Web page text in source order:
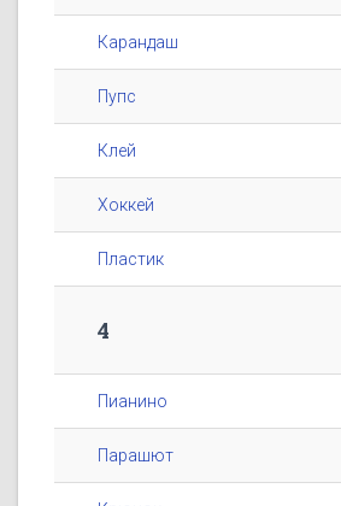
Карандаш
Пупс
Клей
Хоккей
Пластик
4
Пианино
Парашют